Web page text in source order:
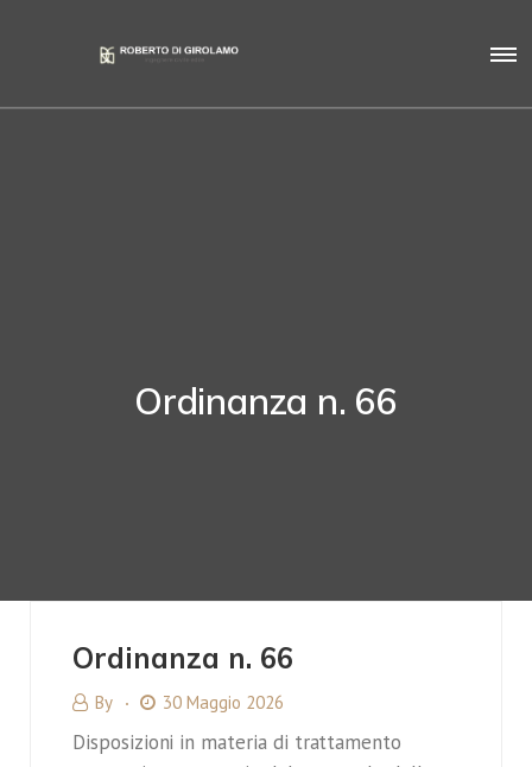
Ordinanza n. 66
Ordinanza n. 66
By 30 Maggio 2026
Disposizioni in materia di trattamento